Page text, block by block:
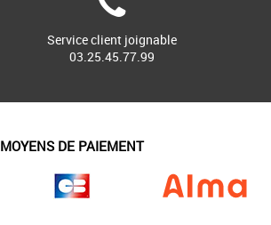
Service client joignable
03.25.45.77.99
MOYENS DE PAIEMENT